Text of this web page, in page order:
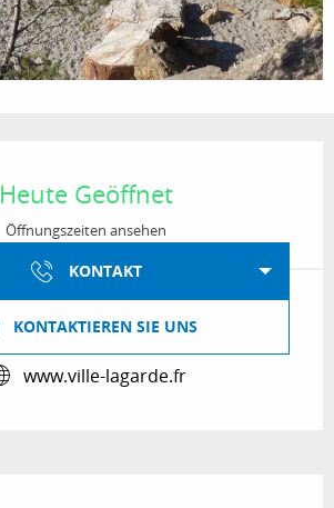
Heute Geöffnet
Öffnungszeiten ansehen
KONTAKT
KONTAKTIEREN SIE UNS
www.ville-lagarde.fr